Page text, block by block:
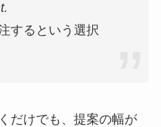
するという選択
だけでも、提案の幅が